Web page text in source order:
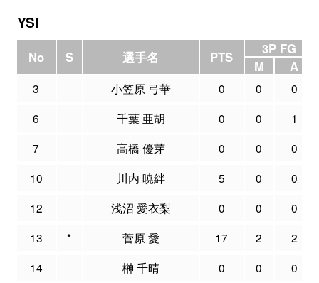
YSI
No S 選手名 PTS
3P FG
M
A
3 小笠原 弓華 0 0
0
6
千葉 亜胡 0 0
1
7
高橋 優芽 0 0
0
10
川内 暁絆 5 0
0
12
浅沼 愛衣梨 0 0
0
13
* 菅原 愛 17 2
2
14
榊 千晴 0 0
0